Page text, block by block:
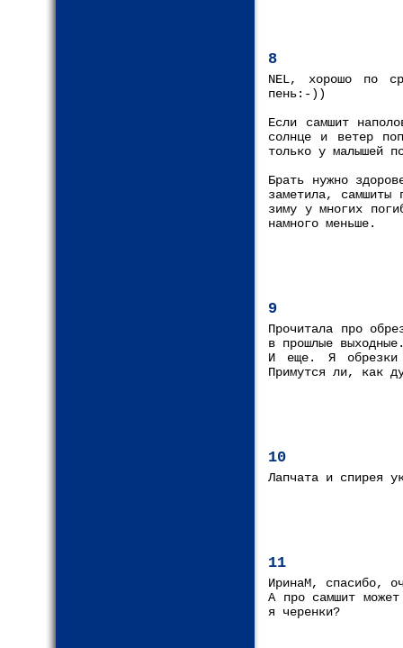
8
NEL, хорошо по
пень:-))
Если самшит
солнце и ветер
только у малышей
Брать нужно
заметила, самшиты
зиму у многих
намного меньше.
9
Прочитала про
в прошлые
И еще. Я обрезки
Примутся ли, как
10
Лапчата и спирея
11
ИринаМ, спасибо,
А про самшит
я черенки?